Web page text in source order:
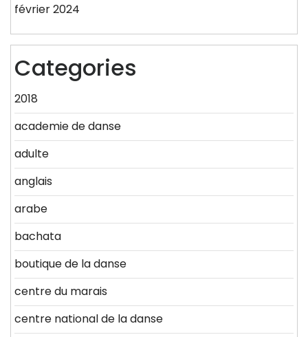
février 2024
Categories
2018
academie de danse
adulte
anglais
arabe
bachata
boutique de la danse
centre du marais
centre national de la danse